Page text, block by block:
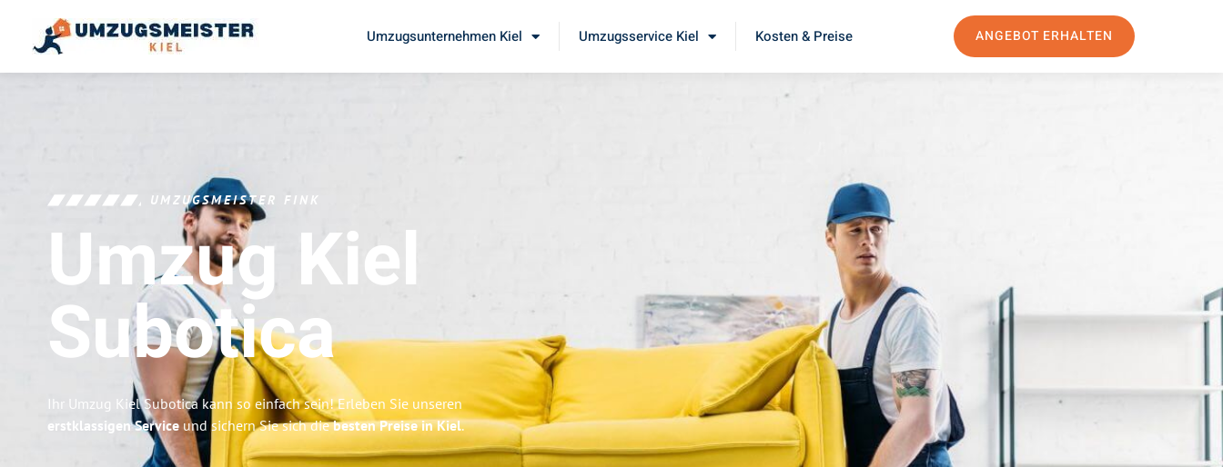
Umzugsunternehmen Kiel Umzugsservice Kiel Kosten & Preise ANGEBOT ERHALTEN
UMZUGSMEISTER FINK
Umzug Kiel
Subotica
Ihr Umzug Kiel Subotica kann so einfach sein! Erleben Sie unseren
erstklassigen Service und sichern Sie sich diebesten Preise in Kiel.